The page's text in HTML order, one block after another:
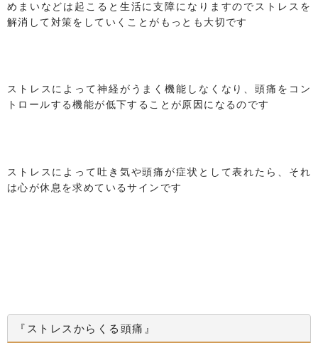
めまいなどは起こると生活に支障になりますのでストレスを
解消して対策をしていくことがもっとも大切です
ストレスによって神経がうまく機能しなくなり、頭痛をコン
トロールする機能が低下することが原因になるのです
ストレスによって吐き気や頭痛が症状として表れたら、それ
は心が休息を求めているサインです
『ストレスからくる頭痛』